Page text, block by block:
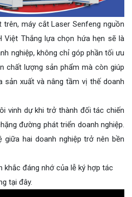
máy cắt Laser Senfeng nguồn
Việt Thắng lựa chọn hứa hẹn sẽ là
nghiệp, không chỉ góp phần tối ưu
chất lượng sản phẩm mà còn giúp
sản xuất và nâng tầm vị thế doanh
vinh dự khi trở thành đối tác chiến
đường phát triển doanh nghiệp.
giữa hai doanh nghiệp trở nên bền
khắc đáng nhớ của lễ ký hợp tác
tại đây.